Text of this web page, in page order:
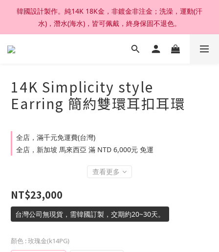
加入官網會員，結帳享92折扣 ; 滿六千刷卡分期零利率。
韓國設計製作。純14K 18K金，非鍍金非注金；洗澡，運動(汗
水)，潛水(海水)，皆可佩戴，終身保固不退色。
加入官網會員，結帳享92折扣 ; 滿六千刷卡分期零利率。
14K Simplicity style
Earring 簡約雙環耳扣耳環
全店，滿千元免運費(台灣)
全店，新加坡 馬來西亞 滿 NTD 6,000元 免運
查看更多
NT$23,000
台灣公司無現貨，需韓國訂製，交期約20~30天。
顏色 : 玫瑰金(k14PG)